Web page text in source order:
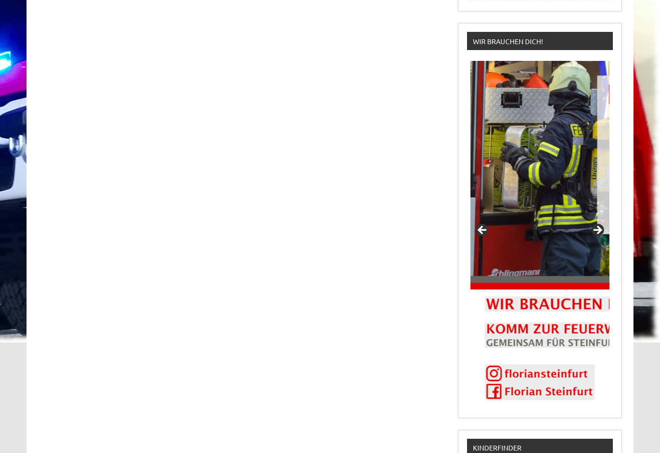
WIR BRAUCHEN DICH!
KINDERFINDER